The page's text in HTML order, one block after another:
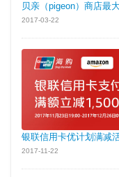
贝亲（pigeon）商店最
2017-03-22
银联信用卡优计划满减
2017-11-22